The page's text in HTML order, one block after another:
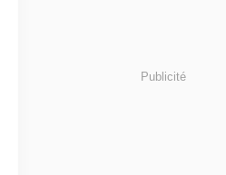
Publicité